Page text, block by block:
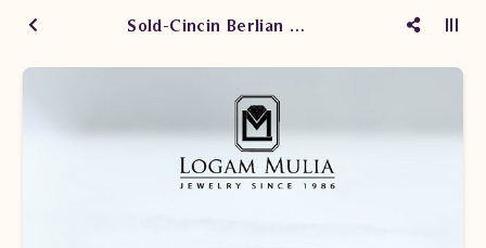
Sold-Cincin Berlian Wanita Emas Putih ARW.R101713 eLN